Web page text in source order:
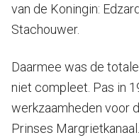
van de Koningin:
Stachouwer.
Daarmee was de
niet compleet. Pas in
werkzaamheden voor
Prinses